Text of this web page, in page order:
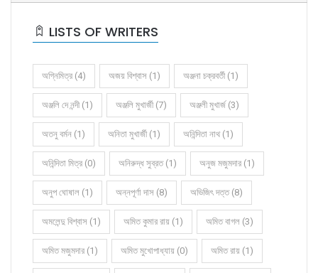
LISTS OF WRITERS
অগ্নিমিত্র (4) অজয় বিশ্বাস (1) অঞ্জনা চক্রবর্তী (1)
অঞ্জলি দে নন্দী (1) অঞ্জলি মুখার্জী (7) অঞ্জলী মুখার্জ (3)
অতনু বর্মন (1) অনিতা মুখার্জী (1) অনিন্দিতা নাথ (1)
অনিন্দিতা মিত্র (0) অনিরুদ্ধ সুব্রত (1) অনুজ মজুমদার (1)
অনুপ ঘোষাল (1) অন্নপূর্ণা দাস (8) অভিজিৎ দত্ত (8)
অমলেন্দু বিশ্বাস (1) অমিত কুমার রায় (1) অমিত বাগল (3)
অমিত মজুমদার (1) অমিত মুখোপাধ্যায় (0) অমিত রায় (1)